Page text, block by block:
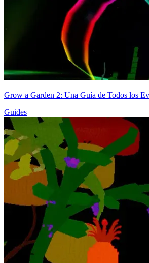
Grow a Garden 2: Una Guía de Todos los
Guides